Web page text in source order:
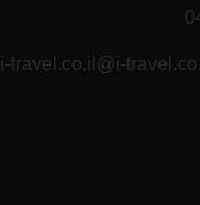
i-travel.co.il@i-